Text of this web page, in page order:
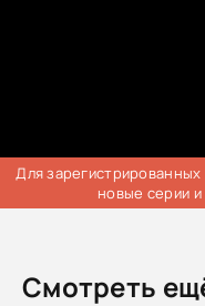
Для
новые серии
Смотреть